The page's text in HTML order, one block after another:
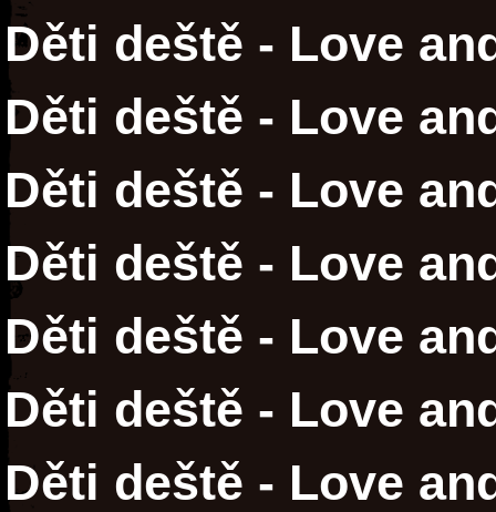
Děti deště - Love
Děti deště - Love
Děti deště - Love
Děti deště - Love
Děti deště - Love
Děti deště - Love
Děti deště - Love